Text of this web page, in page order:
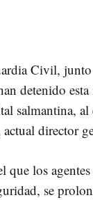
Civil,
detenido
salmantina,
actual director
que los
se